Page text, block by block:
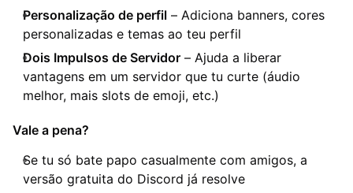
Personalização de perfil – Adiciona banners, cores
personalizadas e temas ao teu perfil
Dois Impulsos de Servidor – Ajuda a liberar
vantagens em um servidor que tu curte (áudio
melhor, mais slots de emoji, etc.)
Vale a pena?
Se tu só bate papo casualmente com amigos, a
versão gratuita do Discord já resolve